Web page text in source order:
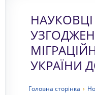
УКРАЇНИ
Головна сторiнка ›